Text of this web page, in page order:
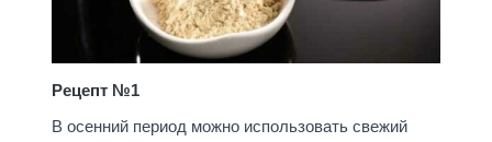
Рецепт №1
В осенний период можно использовать свежий